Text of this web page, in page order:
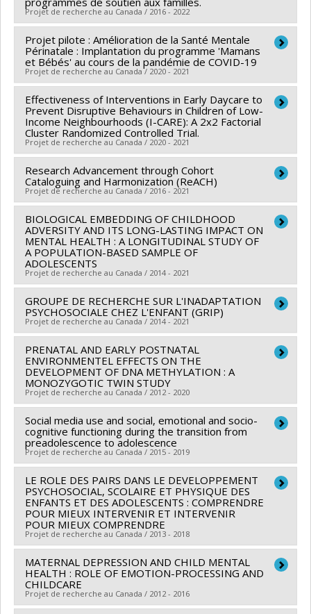
Sources de financement :FRQS/Fonds de recherche
du Québec - Santé (FRSQ)
Programmes de subvention :PVXXXXXX-Réseaux
thématiques de recherche
Projet de recherche au Canada / 2016 - 2022
Chercheur principal : Sylvana Côté
Co-chercheurs : Richard Ernest Tremblay,Thuy Mai
Luu, Vardit Ravitsky,Isaac-Jacques Kadoch
Philippe Gouin
Marie-Claude Geoffroy
Allard,Gervais Jean ,Linda Booij,Evelyne Touchette,
Catherine Herba, Danièle Tremblay
Sources de financement :FRQSC/Fonds de recherche
Programmes de subvention :PVXXXXXX-(SE)
Programme Soutien aux équipes de recherche - Stade
de développement : Fonctionnement
Projet pilote : Amélioration de la Santé Mentale
Périnatale : Implantation du programme 'Mamans
et Bébés' au cours de la pandémie de COVID-19
Projet de recherche au Canada / 2020 - 2021
Chercheur principal : Sylvana Côté
Sources de financement :Fondation de l'Hôpital Ste-
Justine
Programmes de subvention :
Effectiveness of Interventions in Early Daycare to
Prevent Disruptive Behaviours in Children of Low-
Income Neighbourhoods (I-CARE): A 2x2 Factorial
Cluster Randomized Controlled Trial.
Projet de recherche au Canada / 2020 - 2021
Chercheur principal : Sylvana Côté
Sources de financement :Fondation de l'Hôpital Ste-
Justine
Programmes de subvention :
Research Advancement through Cohort
Cataloguing and Harmonization (ReACH)
Projet de recherche au Canada / 2016 - 2021
Chercheur principal : Isabel Fortier
Co-chercheurs : Sylvana Côté,Zhong-Cheng Luo
Sources de financement :IRSC/Instituts de recherche
en santé du Canada
Programmes de subvention :PVXX5647-(MOP)
Subvention de fonctionnement incluant les
subventions de fonctionnement programmatiques
BIOLOGICAL EMBEDDING OF CHILDHOOD
ADVERSITY AND ITS LONG-LASTING IMPACT ON
MENTAL HEALTH : A LONGITUDINAL STUDY OF
A POPULATION-BASED SAMPLE OF
ADOLESCENTS
Projet de recherche au Canada / 2014 - 2021
Chercheur principal : Isabelle Ouellet-Morin
Co-chercheurs : Richard Ernest Tremblay ,
,Sylvana Côté,Sonia Lupien,Linda Booij,Moshe Szyf
,Michel Boivin
Sources de financement : IRSC/Instituts de recherche
en santé du Canada
Programmes de subvention :PVXX5647-(MOP)
Subvention de fonctionnement incluant les
subventions de fonctionnement programmatiques
(général)
GROUPE DE RECHERCHE SUR L'INADAPTATION
PSYCHOSOCIALE CHEZ L'ENFANT (GRIP)
Projet de recherche au Canada / 2014 - 2021
Chercheur principal : Frank Vitaro
Co-chercheurs : Jacques-Yves Montplaisir ,Richard
Ernest Tremblay ,René Carbonneau
Patricia Conrod,Sylvana Côté,Mireille Joussemet,
Isabelle Ouellet-Morin,Nathalie Fontaine,Natalie
Castellanos Ryan,Jean-Philippe Gouin,Marie-Claude
Geoffroy,Evelyne Touchette,Marco Leyton
Sébastien Normand,Simon Larose,Ginette Dionne ,
Rose Marie Mara Brendgen,Catherine Herba,Gina
Muckle ,Frédéric Guay,Stéphane Duchesne
Catherine Ratelle, François Poulin,
Tarabulsy, Marco M. Battaglia,Anne-Sophie Denault,
Célia Matte-Gagné,André Plamondon,Melanie Dirks,
Michel Boivin
Sources de financement :FRQSC/Fonds de recherche
PRENATAL AND EARLY POSTNATAL
ENVIRONMENTEL EFFECTS ON THE
DEVELOPMENT OF DNA METHYLATION : A
MONOZYGOTIC TWIN STUDY
Projet de recherche au Canada / 2012 - 2020
Chercheur principal : Richard Ernest Tremblay
Co-chercheurs : William Fraser,Sylvana Côté,
Booij ,William Fraser,Moshe Szyf,
Sources de financement :IRSC/Instituts de recherche
en santé du Canada
Programmes de subvention :PVXX5647-(MOP)
Subvention de fonctionnement incluant les
subventions de fonctionnement programmatiques
(général)
Social media use and social, emotional and socio-
cognitive functioning during the transition from
preadolescence to adolescence
Projet de recherche au Canada / 2015 - 2019
Chercheur principal : Catherine Herba
Co-chercheurs : Miriam Beauchamp ,Sylvana Côté
Sources de financement :CRSH/Conseil de recherches
en sciences humaines du Canada
Programmes de subvention :
LE ROLE DES PAIRS DANS LE DEVELOPPEMENT
PSYCHOSOCIAL, SCOLAIRE ET PHYSIQUE DES
ENFANTS ET DES ADOLESCENTS : COMPRENDRE
POUR MIEUX INTERVENIR ET INTERVENIR
POUR MIEUX COMPRENDRE
Projet de recherche au Canada / 2013 - 2018
Chercheur principal : Frank Vitaro
Co-chercheurs : Stéphane Cantin ,Sylvana Côté,
Isabelle Ouellet-Morin,Marie-Claude Salvas
MATERNAL DEPRESSION AND CHILD MENTAL
HEALTH : ROLE OF EMOTION-PROCESSING AND
CHILDCARE
Projet de recherche au Canada / 2012 - 2016